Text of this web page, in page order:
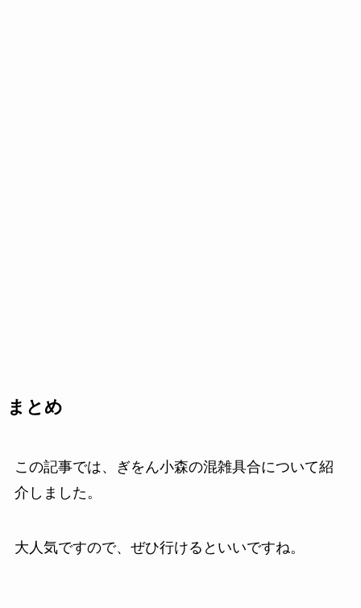
まとめ
この記事では、ぎをん小森の混雑具合について紹
介しました。
大人気ですので、ぜひ行けるといいですね。